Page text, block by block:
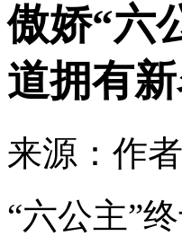
傲娇“六
道拥有新
来源： 作者
“六公主”